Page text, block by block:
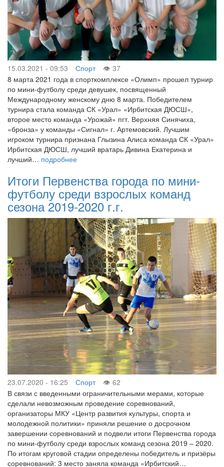
15.03.2021 - 09:53 Спорт
37
8 марта 2021 года в спорткомплексе «Олимп» прошел турнир
по мини-футболу среди девушек, посвященный
Международному женскому дню 8 марта. Победителем
турнира стала команда СК «Урал» «Ирбитская ДЮСШ»,
второе место команда «Урожай» пгт. Верхняя Синячиха,
«бронза» у команды «Сигнал» г. Артемовский. Лучшим
игроком турнира признана Глызина Алиса команда СК «Урал»
Ирбитская ДЮСШ, лучший вратарь Дивина Екатерина и
лучший… подробнее
Итоги Первенства города по мини-
футболу среди взрослых команд
сезона 2019-2020 г.г.
23.07.2020 - 16:25 Спорт
62
В связи с введенными ограничительными мерами, которые
сделали невозможным проведение соревнований,
организаторы МКУ «Центр развития культуры, спорта и
молодежной политики» приняли решение о досрочном
завершении соревнований и подвели итоги Первенства города
по мини-футболу среди взрослых команд сезона 2019 – 2020.
По итогам круговой стадии определены победитель и призёры
соревнований: 3 место заняла команда «Ирбитский…